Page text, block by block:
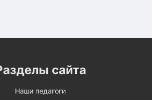
сайта
Наши педагоги